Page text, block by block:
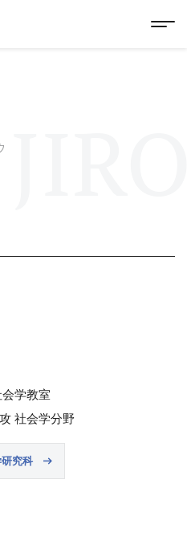
メ
学教室
社会学分野
究科